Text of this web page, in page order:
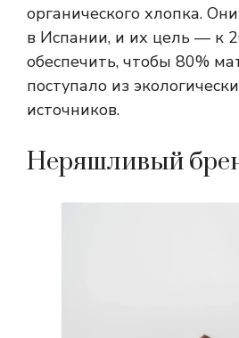
органического хлопка.
в Испании, и их цель — к
обеспечить, чтобы 80%
поступало из
источников.
Неряшливый